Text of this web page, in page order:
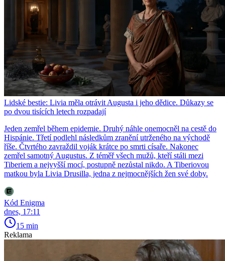
Lidské bestie: Livia měla otrávit Augusta i jeho dědice. Důkazy se
po dvou tisících letech rozpadají
Jeden zemřel během epidemie. Druhý náhle onemocněl na cestě do
Hispánie. Třetí podlehl následkům zranění utrženého na východě
říše. Čtvrtého zavraždil voják krátce po smrti císaře. Nakonec
zemřel samotný Augustus. Z téměř všech mužů, kteří stáli mezi
Tiberiem a nejvyšší mocí, postupně nezůstal nikdo. A Tiberiovou
matkou byla Livia Drusilla, jedna z nejmocnějších žen své doby.
Kód Enigma
dnes, 17:11
15 min
Reklama